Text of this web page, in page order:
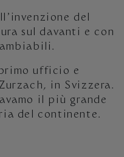
del
sul davanti e con
ufficio e
in Svizzera.
il più grande
del continente.